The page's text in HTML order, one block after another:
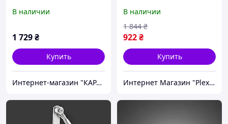
Доводчик закрывания
москитной двери, XXK
В наличии
1 729₴
Купить
Интернет-магазин "КАРАПУЗИК"
калитку, Доводчики для
металлопластиковых
дверей дверей, CQS
В наличии
922₴
1 844 ₴
Купить
Интернет Магазин "PlexStore"